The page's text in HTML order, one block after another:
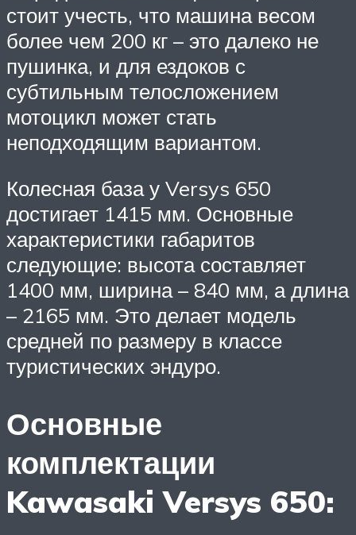
стоит учесть, что машина весом
более чем 200 кг – это далеко не
пушинка, и для ездоков с
субтильным телосложением
мотоцикл может стать
неподходящим вариантом.
Колесная база у Versys 650
достигает 1415 мм. Основные
характеристики габаритов
следующие: высота составляет
1400 мм, ширина – 840 мм, а длина
– 2165 мм. Это делает модель
средней по размеру в классе
туристических эндуро.
Основные
комплектации
Kawasaki Versys 650: